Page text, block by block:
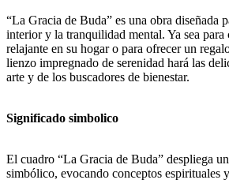
“La Gracia de Buda” es una obra diseñada
interior y la tranquilidad mental. Ya sea para
relajante en su hogar o para ofrecer un
lienzo impregnado de serenidad hará las
arte y de los buscadores de bienestar.
Significado simbolico
El cuadro “La Gracia de Buda” despliega
simbólico, evocando conceptos espirituales